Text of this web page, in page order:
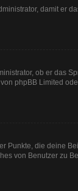
damit er
ob er das
phpBB Limited
Punkte, die deine
von Benutzer zu